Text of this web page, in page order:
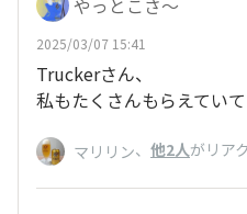
やっとこさ～
2025/03/07 15:41
Truckerさん、
私もたくさんもらえてい
マリリン、 他2人がリア